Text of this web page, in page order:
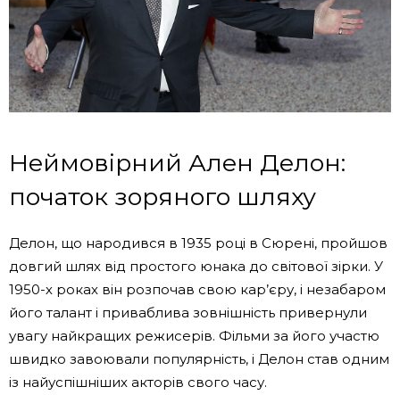
Неймовірний Ален Делон:
початок зоряного шляху
Делон, що народився в 1935 році в Сюрені, пройшов
довгий шлях від простого юнака до світової зірки. У
1950-х роках він розпочав свою кар’єру, і незабаром
його талант і приваблива зовнішність привернули
увагу найкращих режисерів. Фільми за його участю
швидко завоювали популярність, і Делон став одним
із найуспішніших акторів свого часу.